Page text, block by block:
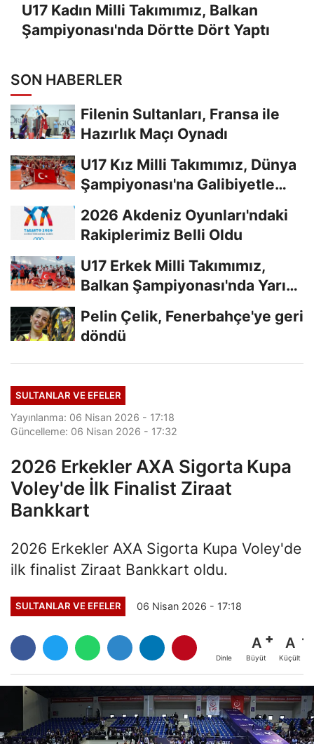
U17 Kadın Milli Takımımız, Balkan
Şampiyonası'nda Dörtte Dört Yaptı
SON HABERLER
Filenin Sultanları, Fransa ile
Hazırlık Maçı Oynadı
U17 Kız Milli Takımımız, Dünya
Şampiyonası'na Galibiyetle
2026 Akdeniz Oyunları'ndaki
Rakiplerimiz Belli Oldu
U17 Erkek Milli Takımımız,
Balkan Şampiyonası'nda Yarı
Pelin Çelik, Fenerbahçe'ye geri
döndü
SULTANLAR VE EFELER
Yayınlanma: 06 Nisan 2026 - 17:18
Güncelleme: 06 Nisan 2026 - 17:32
2026 Erkekler AXA Sigorta Kupa
Voley'de İlk Finalist Ziraat
Bankkart
2026 Erkekler AXA Sigorta Kupa Voley'de
ilk finalist Ziraat Bankkart oldu.
SULTANLAR VE EFELER 06 Nisan 2026 - 17:18
Dinle
A
Büyüt
A
Küçült